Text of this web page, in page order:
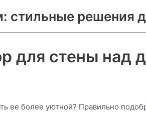
стильные решения
для стены над
ее более уютной? Правильно